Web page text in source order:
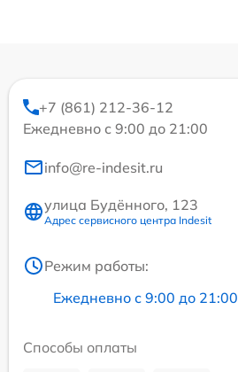
+7 (861) 212-36-12
Ежедневно с 9:00 до 21:00
info@re-indesit.ru
улица Будённого, 123
Адрес сервисного центра Indesit
Режим работы:
Ежедневно с 9:00 до 21:00
Способы оплаты